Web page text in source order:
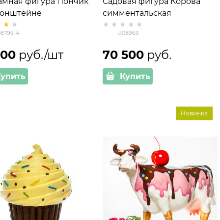
4
руб./шт
симментальская
U08963
70 500 руб.
Купить
Новинка